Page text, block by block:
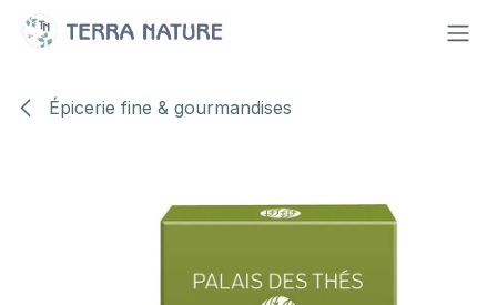
Se rendre au contenu
Épicerie fine & gourmandises